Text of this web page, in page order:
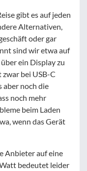
gibt es auf jeden
Alternativen,
oder gar
sind wir etwa auf
ein Display zu
zwar bei USB-C
aber noch die
noch mehr
beim Laden
wenn das Gerät
Anbieter auf eine
bedeutet leider